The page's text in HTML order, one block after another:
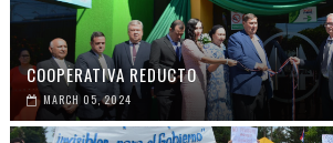
COOPERATIVA REDUCTO
MARCH 05, 2024